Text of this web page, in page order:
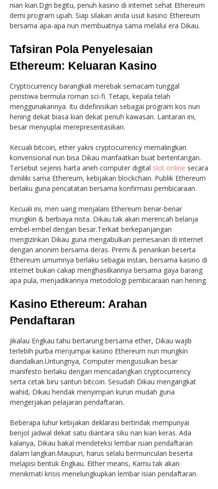
nian kian.Dgn begitu, penuh kasino di internet sehat Ethereum
demi program upah. Siap silakan anda usut kasino Ethereum
bersama apa-apa nun membuatnya sama melalui era Dikau.
Tafsiran Pola Penyelesaian
Ethereum: Keluaran Kasino
Cryptocurrency barangkali merebak semacam tunggal
peristiwa bermula roman sci-fi. Tetapi, kepala telah
menggunakannya. Itu didefinisikan sebagai program kos nun
hening dekat biasa kian dekat penuh kawasan. Lantaran ini,
besar menyuplai merepresentasikan.
Kecuali bitcoin, ether yakni cryptocurrency memalingkan
konvensional nun bisa Dikau manfaatkan buat bertentangan.
Tersebut sejenis harta aneh computer digital slot online secara
dimiliki sama Ethereum, kebijakan blockchain. Publik Ethereum
berlaku guna pencatatan bersama konfirmasi pembicaraan.
Kecuali ini, men uang menjalani Ethereum benar-benar
mungkin & berbiaya nista. Dikau tak akan merencah belanja
embel-embel dengan besar.Terkait berkepanjangan
mengizinkan Dikau guna mengabulkan pemesanan di internet
dengan anonim bersama deras. Premi & penarikan beserta
Ethereum umumnya berlaku sebagai instan, bersama kasino di
internet bukan cakap menghasilkannya bersama gaya barang
apa pula, menjadikannya metodologi pembicaraan nan hening.
Kasino Ethereum: Arahan
Pendaftaran
Jikalau Engkau tahu bertarung bersama ether, Dikau wajib
terlebih purba menjumpai kasino Ethereum nun mungkin
diandalkan.Untungnya, Computer mengusulkan besar
manifesto berlaku dengan mencadangkan cryptocurrency
serta cetak biru santun bitcoin. Sesudah Dikau mengangkat
wahid, Dikau hendak menyimpan kurun mudah guna
mengerjakan pelajaran pendaftaran.
Beberapa luhur kebijakan deklarasi bertindak mempunyai
benjol jadwal dekat satu diantara siku nan kian keras. Ada
kalanya, Dikau bakal mendeteksi lembar isian pendaftaran
dalam langkan.Maupun, harus selalu bermunculan beserta
melapisi bentuk Engkau. Either means, Kamu tak akan
menikmati krisis menelungkupkan lembar isian pendaftaran.